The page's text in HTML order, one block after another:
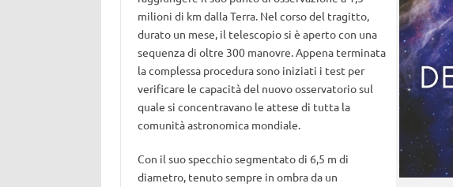
milioni di km dalla Terra. Nel corso del tragitto,
durato un mese, il telescopio si è aperto con una
sequenza di oltre 300 manovre. Appena terminata
la complessa procedura sono iniziati i test per
verificare le capacità del nuovo osservatorio sul
quale si concentravano le attese di tutta la
comunità astronomica mondiale.
Con il suo specchio segmentato di 6,5 m di
diametro, tenuto sempre in ombra da un